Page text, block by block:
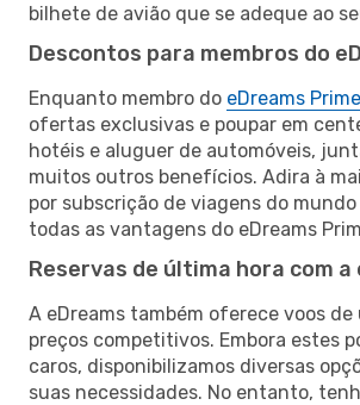
bilhete de avião que se adeque ao
Descontos para membros do
Enquanto membro do eDreams Prime
ofertas exclusivas e poupar em
hotéis e aluguer de automóveis,
muitos outros benefícios. Adira à
por subscrição de viagens do
todas as vantagens do eDreams
Reservas de última hora com a
A eDreams também oferece voos de
preços competitivos. Embora estes
caros, disponibilizamos diversas
suas necessidades. No entanto,